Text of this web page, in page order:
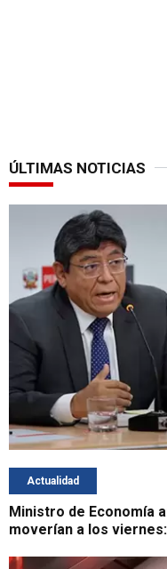
ÚLTIMAS NOTICIAS
Actualidad
Ministro de Economía
moverían a los